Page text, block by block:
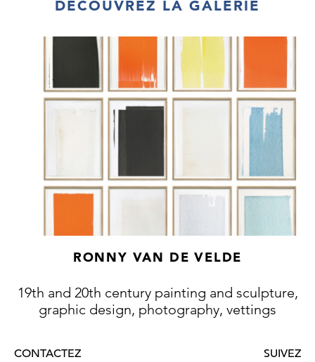
DÉCOUVREZ LA GALERIE
RONNY VAN DE VELDE
19th and 20th century painting and sculpture,
graphic design, photography, vettings
CONTACTEZ SUIVEZ